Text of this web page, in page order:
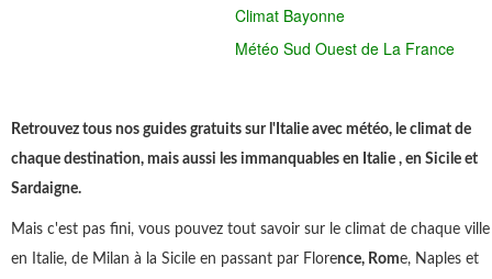
Climat Bayonne
Météo Sud Ouest de La France
Retrouvez tous nos guides gratuits sur l'Italie avec météo, le climat de
chaque destination, mais aussi les immanquables en Italie , en Sicile et
Sardaigne.
Mais c'est pas fini, vous pouvez tout savoir sur le climat de chaque ville
en Italie, de Milan à la Sicile en passant par Florence, Rome, Naples et